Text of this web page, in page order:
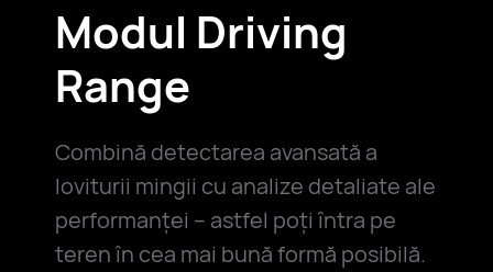
Modul Driving
Range
Combină detectarea avansată a
loviturii mingii cu analize detaliate ale
performanței – astfel poți întra pe
teren în cea mai bună formă posibilă.